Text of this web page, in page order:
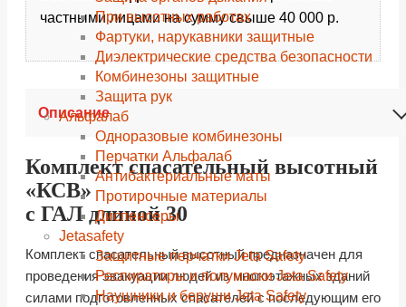
При высотных работах
Фартуки, нарукавники защитные
Диэлектрические средства безопасности
Комбинезоны защитные
Защита рук
Альфалаб
Одноразовые комбинезоны
Перчатки Альфалаб
Антибактериальные маты
Протирочные материалы
Диспенсеры
Jetasafety
Защитные перчатки Jeta Safety
Респираторы и полумаски Jeta Safety
Наушники и беруши Jeta Safety
частными лицами на сумму свыше 40 000 р.
Описание
Комплект спасательный высотный
«КСВ»
с ГАЛ длиной 30
Комплект спасательный высотный предназначен для
проведения эвакуации людей из многоэтажных зданий
силами подготовленных спасателей с последующим его